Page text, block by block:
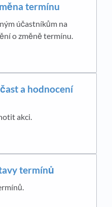
termínu
účastníkům na
o změně termínu.
a hodnocení
akci.
termínů